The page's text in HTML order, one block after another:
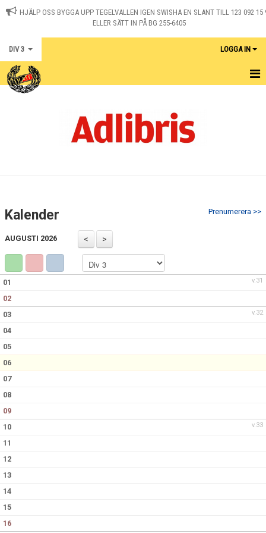
HJÄLP OSS BYGGA UPP TEGELVALLEN IGEN SWISHA EN SLANT TILL 123 092 15
ELLER SÄTT IN PÅ BG 255-6405
DIV 3 LOGGA IN
Prenumerera >>
Kalender
AUGUSTI 2026
v.31
01
02
v.32
03
04
05
06
07
08
09
v.33
10
11
12
13
14
15
16